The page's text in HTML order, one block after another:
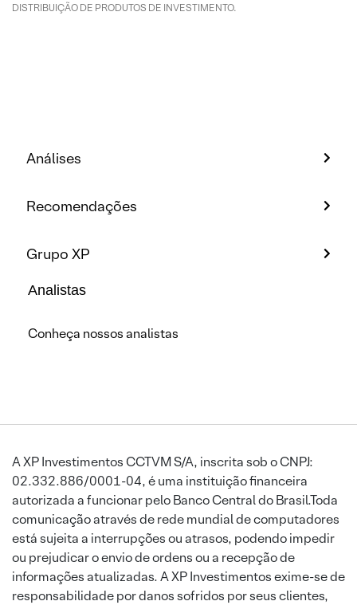
DISTRIBUIÇÃO DE PRODUTOS DE INVESTIMENTO.
Análises
Recomendações
Grupo XP
Analistas
Conheça nossos analistas
A XP Investimentos CCTVM S/A, inscrita sob o CNPJ:
02.332.886/0001-04, é uma instituição financeira
autorizada a funcionar pelo Banco Central do Brasil.Toda
comunicação através de rede mundial de computadores
está sujeita a interrupções ou atrasos, podendo impedir
ou prejudicar o envio de ordens ou a recepção de
informações atualizadas. A XP Investimentos exime-se de
responsabilidade por danos sofridos por seus clientes,